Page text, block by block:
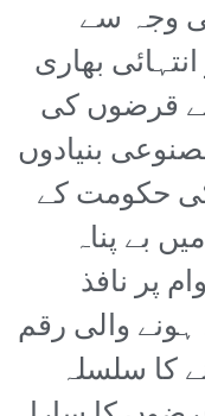
وجہ سے
بھاری
قرضوں کی
بنیادوں
حکومت کے
بے پناہ
پر نافذ
والی رقم
کا سلسلہ